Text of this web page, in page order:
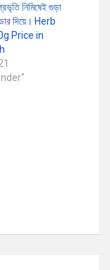
নিমিষেই গুড়া
দিয়ে। Herb
Price in